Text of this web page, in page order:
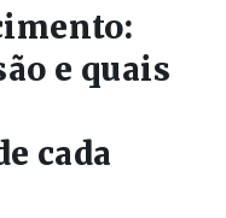
e quais
cada